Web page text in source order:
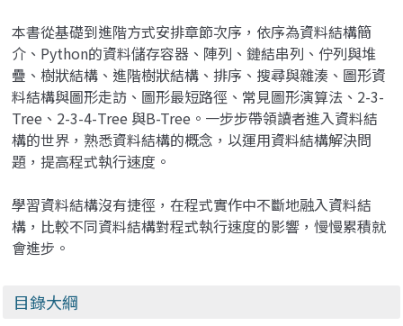
本書從基礎到進階方式安排章節次序，依序為資料結構簡
介、Python的資料儲存容器、陣列、鏈結串列、佇列與堆
疊、樹狀結構、進階樹狀結構、排序、搜尋與雜湊、圖形資
料結構與圖形走訪、圖形最短路徑、常見圖形演算法、2-3-
Tree、2-3-4-Tree 與B-Tree。一步步帶領讀者進入資料結
構的世界，熟悉資料結構的概念，以運用資料結構解決問
題，提高程式執行速度。
學習資料結構沒有捷徑，在程式實作中不斷地融入資料結
構，比較不同資料結構對程式執行速度的影響，慢慢累積就
會進步。
目錄大綱